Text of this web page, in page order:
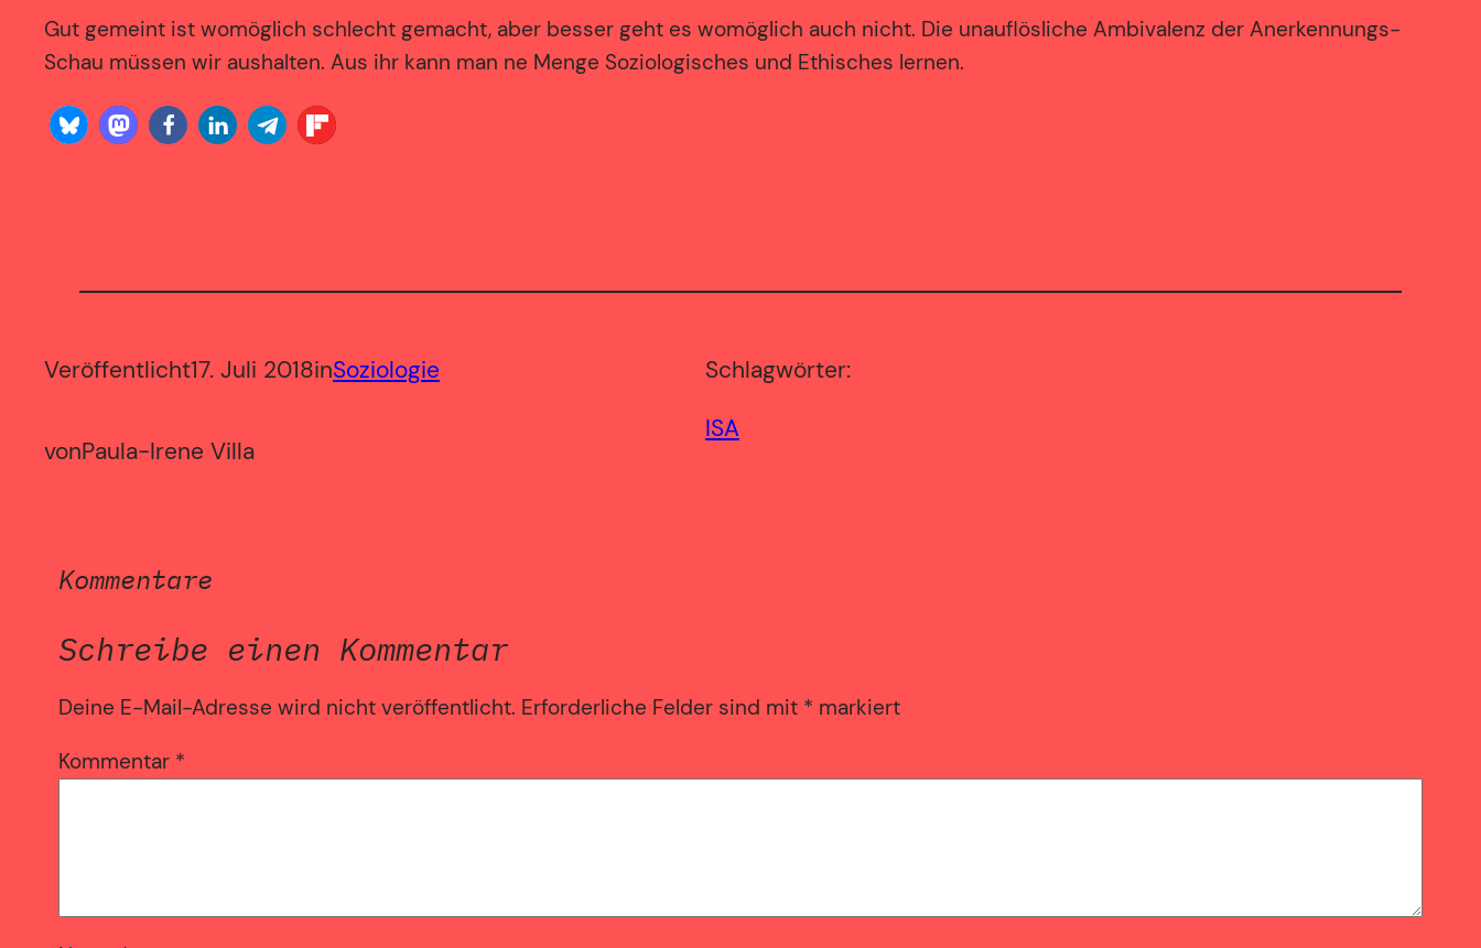
Gut gemeint ist womöglich schlecht gemacht, aber besser geht es womöglich auch nicht. Die unauflösliche Ambivalenz der Anerkennungs-
Schau müssen wir aushalten. Aus ihr kann man ne Menge Soziologisches und Ethisches lernen.
Veröffentlicht17. Juli 2018inSoziologie
vonPaula-Irene Villa
Schlagwörter:
ISA
Kommentare
Schreibe einen Kommentar
Deine E-Mail-Adresse wird nicht veröffentlicht. Erforderliche Felder sind mit * markiert
Kommentar *